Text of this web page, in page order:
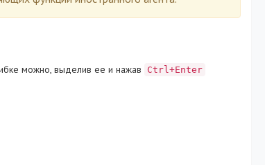
можно, выделив ее и нажав Ctrl+Enter